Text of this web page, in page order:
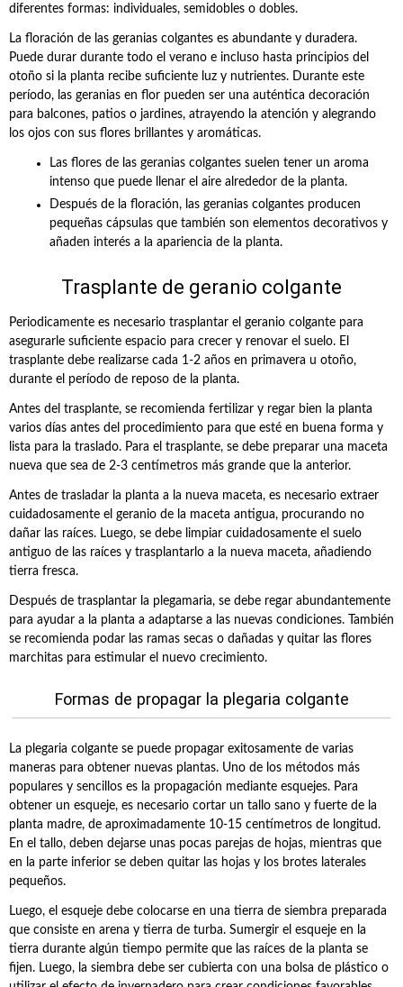
diferentes formas: individuales, semidobles o dobles.
La floración de las geranias colgantes es abundante y duradera.
Puede durar durante todo el verano e incluso hasta principios del
otoño si la planta recibe suficiente luz y nutrientes. Durante este
período, las geranias en flor pueden ser una auténtica decoración
para balcones, patios o jardines, atrayendo la atención y alegrando
los ojos con sus flores brillantes y aromáticas.
Las flores de las geranias colgantes suelen tener un aroma
intenso que puede llenar el aire alrededor de la planta.
Después de la floración, las geranias colgantes producen
pequeñas cápsulas que también son elementos decorativos y
añaden interés a la apariencia de la planta.
Trasplante de geranio colgante
Periodicamente es necesario trasplantar el geranio colgante para
asegurarle suficiente espacio para crecer y renovar el suelo. El
trasplante debe realizarse cada 1-2 años en primavera u otoño,
durante el período de reposo de la planta.
Antes del trasplante, se recomienda fertilizar y regar bien la planta
varios días antes del procedimiento para que esté en buena forma y
lista para la traslado. Para el trasplante, se debe preparar una maceta
nueva que sea de 2-3 centímetros más grande que la anterior.
Antes de trasladar la planta a la nueva maceta, es necesario extraer
cuidadosamente el geranio de la maceta antigua, procurando no
dañar las raíces. Luego, se debe limpiar cuidadosamente el suelo
antiguo de las raíces y trasplantarlo a la nueva maceta, añadiendo
tierra fresca.
Después de trasplantar la plegamaria, se debe regar abundantemente
para ayudar a la planta a adaptarse a las nuevas condiciones. También
se recomienda podar las ramas secas o dañadas y quitar las flores
marchitas para estimular el nuevo crecimiento.
Formas de propagar la plegaria colgante
La plegaria colgante se puede propagar exitosamente de varias
maneras para obtener nuevas plantas. Uno de los métodos más
populares y sencillos es la propagación mediante esquejes. Para
obtener un esqueje, es necesario cortar un tallo sano y fuerte de la
planta madre, de aproximadamente 10-15 centímetros de longitud.
En el tallo, deben dejarse unas pocas parejas de hojas, mientras que
en la parte inferior se deben quitar las hojas y los brotes laterales
pequeños.
Luego, el esqueje debe colocarse en una tierra de siembra preparada
que consiste en arena y tierra de turba. Sumergir el esqueje en la
tierra durante algún tiempo permite que las raíces de la planta se
fijen. Luego, la siembra debe ser cubierta con una bolsa de plástico o